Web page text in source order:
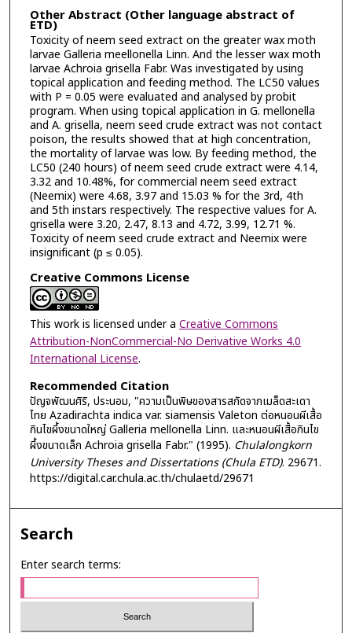
Other Abstract (Other language abstract of
ETD)
Toxicity of neem seed extract on the greater wax moth
larvae Galleria meellonella Linn. And the lesser wax moth
larvae Achroia grisella Fabr. Was investigated by using
topical application and feeding method. The LC50 values
with P = 0.05 were evaluated and analysed by probit
program. When using topical application in G. mellonella
and A. grisella, neem seed crude extract was not contact
poison, the results showed that at high concentration,
the mortality of larvae was low. By feeding method, the
LC50 (240 hours) of neem seed crude extract were 4.14,
3.32 and 10.48%, for commercial neem seed extract
(Neemix) were 4.68, 3.97 and 15.03 % for the 3rd, 4th
and 5th instars respectively. The respective values for A.
grisella were 3.20, 2.47, 8.13 and 4.72, 3.99, 12.71 %.
Toxicity of neem seed crude extract and Neemix were
insignificant (p ≤ 0.05).
Creative Commons License
This work is licensed under a Creative Commons
Attribution-NonCommercial-No Derivative Works 4.0
International License.
Recommended Citation
ปัญจพัฒนศิริ, ประนอม, "ความเป็นพิษของสารสกัดจากเมล็ดสะเดา
ไทย Azadirachta indica var. siamensis Valeton ต่อหนอนผีเสื้อ
กินไขผึ้งขนาดใหญ่ Galleria mellonella Linn. และหนอนผีเสื้อกินไข
ผึ้งขนาดเล็ก Achroia grisella Fabr." (1995). Chulalongkorn
University Theses and Dissertations (Chula ETD). 29671.
https://digital.car.chula.ac.th/chulaetd/29671
Search
Enter search terms: